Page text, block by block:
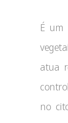
É um
atua
no